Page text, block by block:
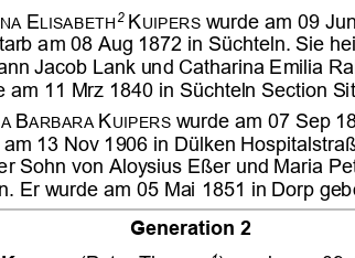
     
    
